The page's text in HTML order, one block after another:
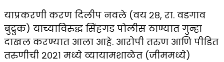
याप्रकरणी करण दिलीप नवले (वय २८, रा. वडगाव
बुद्रुक) याच्याविरुद्ध सिंहगड पोलीस ठाण्यात गुन्हा
दाखल करण्यात आला आहे. आरोपी तरुण आणि पीडित
तरुणीची २०२१ मध्ये व्यायामशाळेत (जीममध्ये)